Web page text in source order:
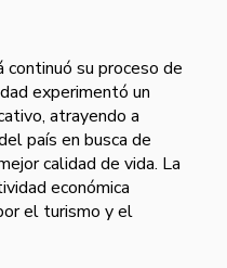
continuó su proceso de
experimentó un
atrayendo a
país en busca de
calidad de vida. La
económica
el turismo y el